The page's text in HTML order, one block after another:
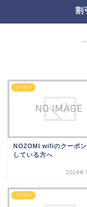
割
クーポン
NOZOMI wifiのクーポ
している方へ
2024年
クーポン